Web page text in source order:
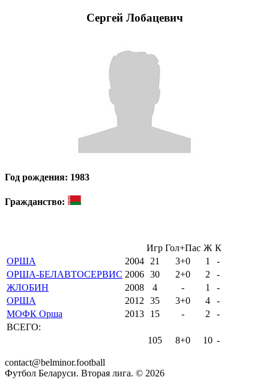
Сергей Лобацевич
Год рождения: 1983
Гражданство:
Игр Гол+Пас Ж К
ОРША
2004 21 3+0 1
-
ОРША-БЕЛАВТОСЕРВИС 2006 30 2+0 2
-
ЖЛОБИН
2008 4 - 1
-
ОРША
2012 35 3+0 4
-
МОФК Орша
2013 15 - 2
-
ВСЕГО:
105
8+0 10 -
contact@belminor.football
Футбол Беларуси. Вторая лига. © 2026